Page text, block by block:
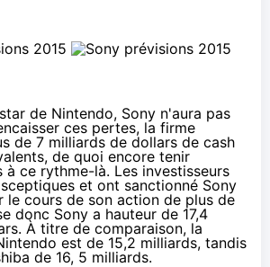
de Nintendo, Sony n'aura pas
ces pertes, la firme
de 7 milliards de dollars de cash
de quoi encore tenir
à ce rythme-là. Les investisseurs
et ont sanctionné Sony
le cours de son action de plus de
donc Sony a hauteur de 17,4
À titre de comparaison, la
est de 15,2 milliards, tandis
de 16, 5 milliards.